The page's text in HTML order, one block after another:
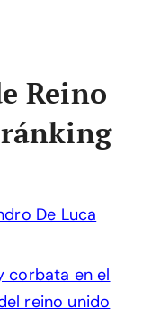
Reino
De Luca